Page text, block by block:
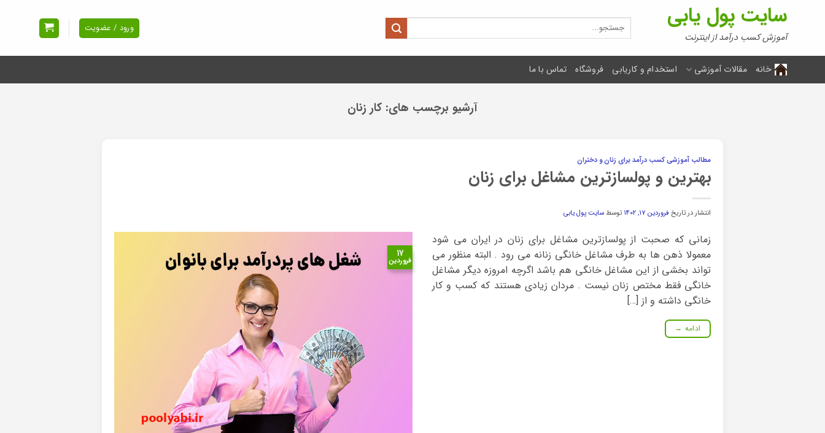
سایت پول یابی
آموزش کسب درآمد از اینترنت
جستجو
برای:
ورود / عضویت
خانه مقالات آموزشی استخدام و کاریابی فروشگاه تماس با ما
آرشیو برچسب های: کار زنان
مطالب آموزشی کسب درآمد برای زنان و دختران
بهترین و پولسازترین مشاغل برای زنان
انتشار در تاریخ فروردین ۱۷, ۱۴۰۲ توسطسایت پول یابی
۱۷
فروردین
زمانی که صحبت از پولسازترین مشاغل برای زنان در ایران می شود
معمولا ذهن ها به طرف مشاغل خانگی زنانه می رود . البته منظور می
تواند بخشی از این مشاغل خانگی هم باشد اگرچه امروزه دیگر مشاغل
خانگی فقط مختص زنان نیست . مردان زیادی هستند که کسب و کار
خانگی داشته و از […]
ادامه →